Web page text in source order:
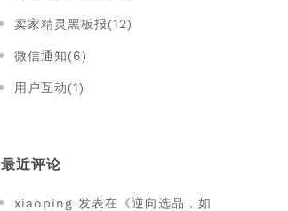
卖家精灵黑板报(12)
微信通知(6)
用户互动(1)
最近评论
xiaoping 发表在《逆向选品，如